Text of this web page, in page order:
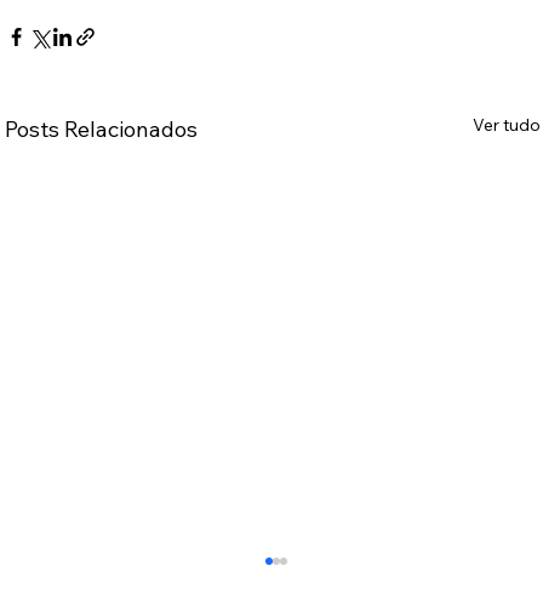
Posts Relacionados Ver tudo